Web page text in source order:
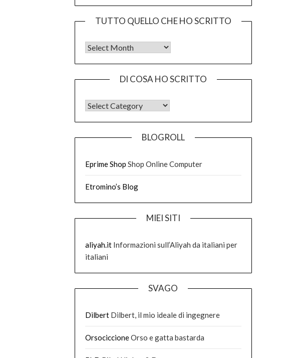
TUTTO QUELLO CHE HO SCRITTO
Tutto quello che ho scritto
DI COSA HO SCRITTO
DI COSA HO SCRITTO
BLOGROLL
Eprime Shop Shop Online Computer
Etromino’s Blog
MIEI SITI
aliyah.itInformazioni sull’Aliyah da italiani per
italiani
SVAGO
DilbertDilbert, il mio ideale di ingegnere
OrsociccioneOrso e gatta bastarda